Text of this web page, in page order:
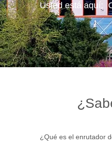
Usted está aquí:
¿Qué es el enrutador